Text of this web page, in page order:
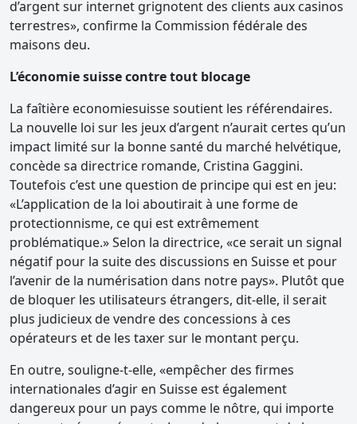
d’argent sur internet grignotent des clients aux casinos
terrestres», confirme la Commission fédérale des
maisons deu.
L’économie suisse contre tout blocage
La faîtière economiesuisse soutient les référendaires.
La nouvelle loi sur les jeux d’argent n’aurait certes qu’un
impact limité sur la bonne santé du marché helvétique,
concède sa directrice romande, Cristina Gaggini.
Toutefois c’est une question de principe qui est en jeu:
«L’application de la loi aboutirait à une forme de
protectionnisme, ce qui est extrêmement
problématique.» Selon la directrice, «ce serait un signal
négatif pour la suite des discussions en Suisse et pour
l’avenir de la numérisation dans notre pays». Plutôt que
de bloquer les utilisateurs étrangers, dit-elle, il serait
plus judicieux de vendre des concessions à ces
opérateurs et de les taxer sur le montant perçu.
En outre, souligne-t-elle, «empêcher des firmes
internationales d’agir en Suisse est également
dangereux pour un pays comme le nôtre, qui importe